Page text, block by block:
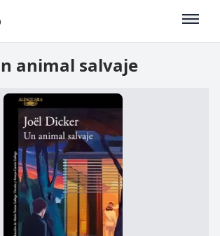
animal salvaje